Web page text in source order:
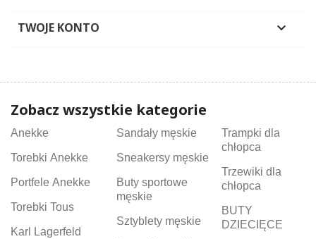
TWOJE KONTO 
Zobacz wszystkie kategorie
Anekke
Torebki Anekke
Portfele Anekke
Torebki Tous
Karl Lagerfeld
Sandały męskie
Sneakersy męskie
Buty sportowe
męskie
Sztyblety męskie
Trampki dla
chłopca
Trzewiki dla
chłopca
BUTY
DZIECIĘCE